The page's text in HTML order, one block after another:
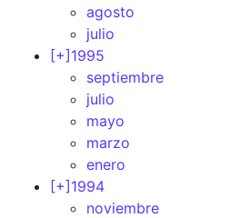
agosto
julio
[+] 1995
septiembre
julio
mayo
marzo
enero
[+] 1994
noviembre